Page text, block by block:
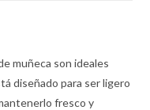
muñeca son ideales
diseñado para ser ligero
fresco y